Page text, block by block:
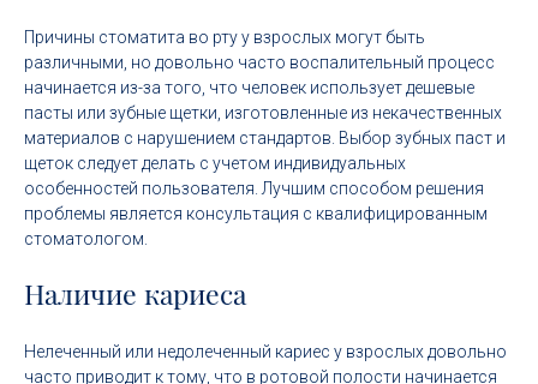
Причины стоматита во рту у взрослых могут быть
различными, но довольно часто воспалительный процесс
начинается из-за того, что человек использует дешевые
пасты или зубные щетки, изготовленные из некачественных
материалов с нарушением стандартов. Выбор зубных паст и
щеток следует делать с учетом индивидуальных
особенностей пользователя. Лучшим способом решения
проблемы является консультация с квалифицированным
стоматологом.
Наличие кариеса
Нелеченный или недолеченный кариес у взрослых довольно
часто приводит к тому, что в ротовой полости начинается